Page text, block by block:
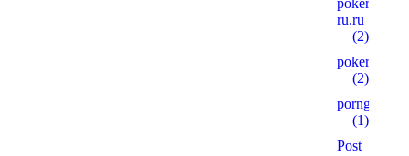
pokerplay-
ru.ru
(2)
(2)
porngames
(1)
Post